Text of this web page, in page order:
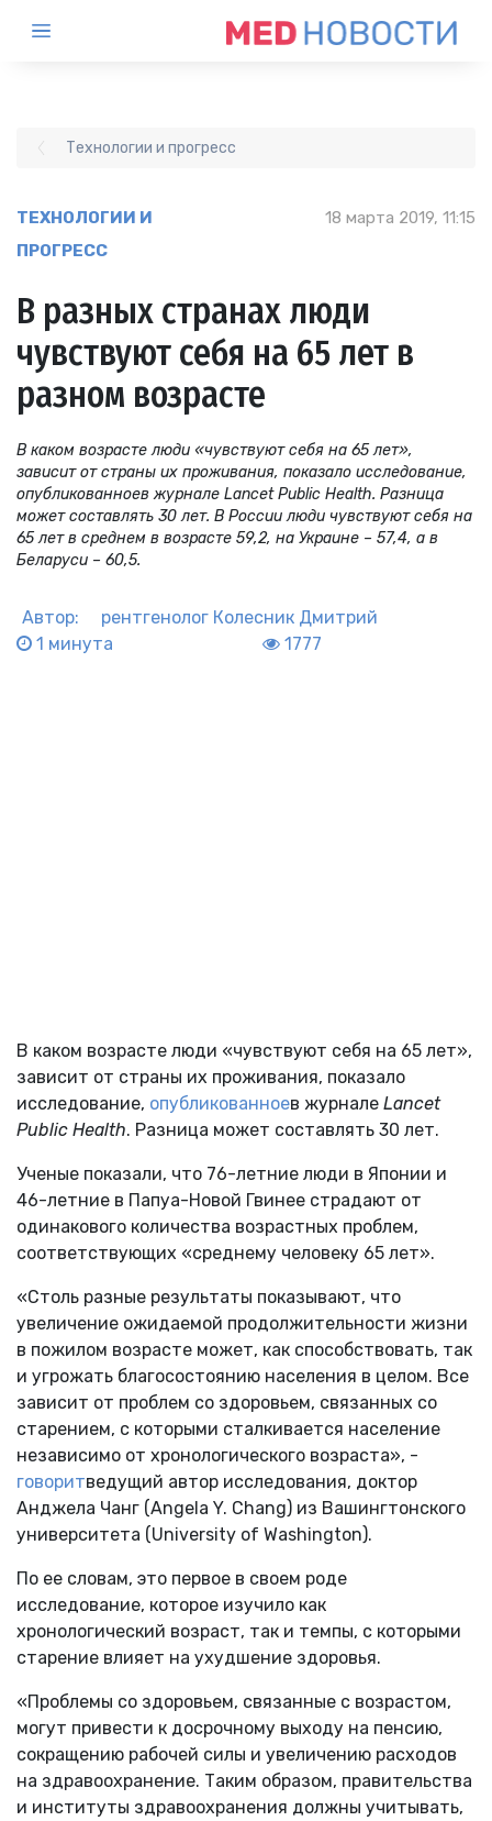
Технологии и прогресс
ТЕХНОЛОГИИ И
ПРОГРЕСС
18 марта 2019, 11:15
В разных странах люди
чувствуют себя на 65 лет в
разном возрасте
В каком возрасте люди «чувствуют себя на 65 лет»,
зависит от страны их проживания, показало исследование,
опубликованноев журнале Lancet Public Health. Разница
может составлять 30 лет. В России люди чувствуют себя на
65 лет в среднем в возрасте 59,2, на Украине – 57,4, а в
Беларуси – 60,5.
Автор: рентгенолог Колесник Дмитрий
1 минута
1777
В каком возрасте люди «чувствуют себя на 65 лет»,
зависит от страны их проживания, показало
исследование, опубликованноев журнале Lancet
Public Health. Разница может составлять 30 лет.
Ученые показали, что 76-летние люди в Японии и
46-летние в Папуа-Новой Гвинее страдают от
одинакового количества возрастных проблем,
соответствующих «среднему человеку 65 лет».
«Столь разные результаты показывают, что
увеличение ожидаемой продолжительности жизни
в пожилом возрасте может, как способствовать, так
и угрожать благосостоянию населения в целом. Все
зависит от проблем со здоровьем, связанных со
старением, с которыми сталкивается население
независимо от хронологического возраста», -
говоритведущий автор исследования, доктор
Анджела Чанг (Angela Y. Chang) из Вашингтонского
университета (University of Washington).
По ее словам, это первое в своем роде
исследование, которое изучило как
хронологический возраст, так и темпы, с которыми
старение влияет на ухудшение здоровья.
«Проблемы со здоровьем, связанные с возрастом,
могут привести к досрочному выходу на пенсию,
сокращению рабочей силы и увеличению расходов
на здравоохранение. Таким образом, правительства
и институты здравоохранения должны учитывать,